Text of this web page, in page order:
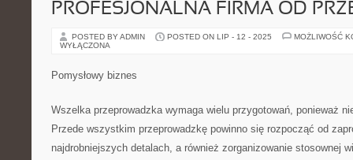
PROFESJONALNA FIRMA OD
POSTED BY ADMIN POSTED ON LIP - 12 - 2025
MOŻLIWOŚĆ
WYŁĄCZONA
Pomysłowy biznes
Wszelka przeprowadzka wymaga wielu przygotowań, ponieważ
Przede wszystkim przeprowadzkę powinno się rozpocząć od
najdrobniejszych detalach, a również zorganizowanie stosownej